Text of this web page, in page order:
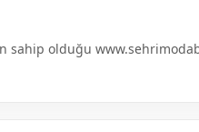
sahip olduğu